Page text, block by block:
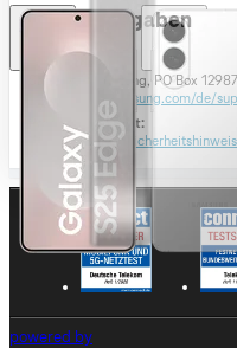
Herstellerangaben
Samsung,
Samsung, PO Box
https://www.samsung.com/de/
Produktsicherheit:
Wechsel zu den
powered by